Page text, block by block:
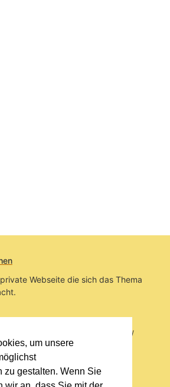
um unsere
zu gestalten. Wenn Sie
Webseite die sich das Thema
https://www.bierkreiszeichen.at/
/Gesammelte Biere